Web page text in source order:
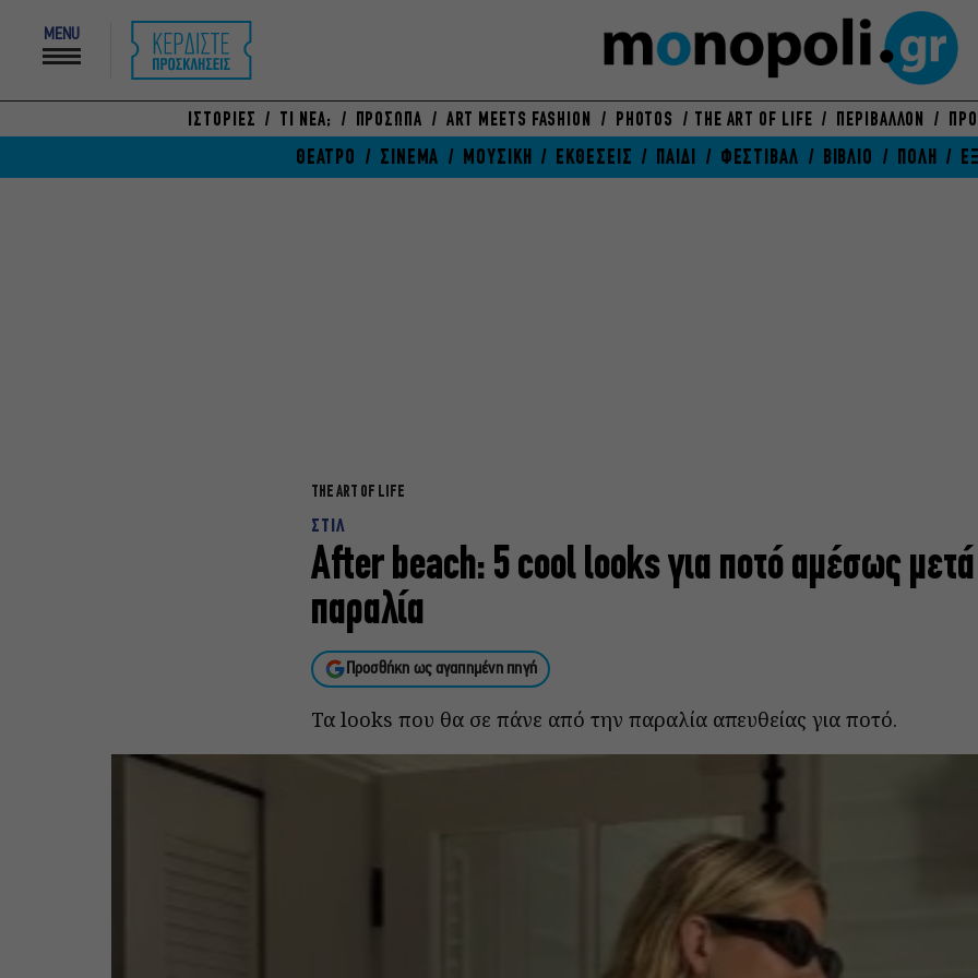
MENU
ΙΣΤΟΡΙΕΣ ΤΙ ΝΕΑ; ΠΡΟΣΩΠΑ ART MEETS FASHION PHOTOS THE ART OF LIFE ΠΕΡΙΒΑΛΛΟΝ
ΘΕΑΤΡΟ ΣΙΝΕΜΑ ΜΟΥΣΙΚΗ ΕΚΘΕΣΕΙΣ ΠΑΙΔΙ ΦΕΣΤΙΒΑΛ ΒΙΒΛΙΟ ΠΟΛΗ
THE ART OF LIFE
ΣΤΙΛ
After beach: 5 cool looks για ποτό αμέσως
παραλία
Προσθήκη ως αγαπημένη πηγή
Τα looks που θα σε πάνε από την παραλία απευθείας για ποτό.